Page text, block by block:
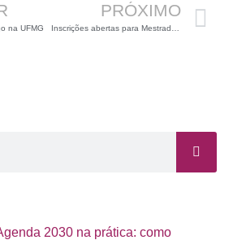
na UFMG
PRÓXIMO
2030 na prática: como